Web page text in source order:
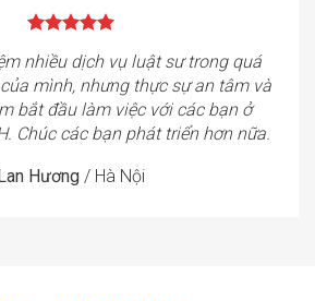
nhiều dịch vụ luật sư trong quá
mình, nhưng thực sự an tâm và
bắt đầu làm việc với các bạn ở
Chúc các bạn phát triển hơn nữa.
Hương / Hà Nội